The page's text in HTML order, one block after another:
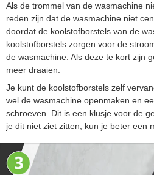
Als de trommel van de wasmachine
reden zijn dat de wasmachine niet
doordat de koolstofborstels van de
koolstofborstels zorgen voor de
de wasmachine. Als deze te kort zijn
meer draaien.
Je kunt de koolstofborstels zelf
wel de wasmachine openmaken en
schroeven. Dit is een klusje voor de
je dit niet ziet zitten, kun je beter een